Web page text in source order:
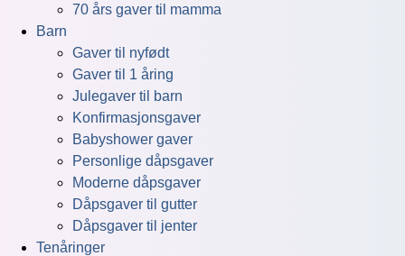
70 års gaver til mamma
Barn
Gaver til nyfødt
Gaver til 1 åring
Julegaver til barn
Konfirmasjonsgaver
Babyshower gaver
Personlige dåpsgaver
Moderne dåpsgaver
Dåpsgaver til gutter
Dåpsgaver til jenter
Tenåringer